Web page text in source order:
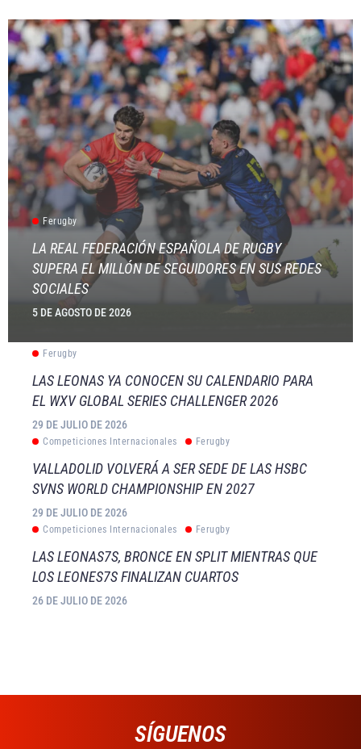
Ferugby
LA REAL FEDERACIÓN ESPAÑOLA DE RUGBY
SUPERA EL MILLÓN DE SEGUIDORES EN SUS REDES
SOCIALES
5 DE AGOSTO DE 2026
Ferugby
LAS LEONAS YA CONOCEN SU CALENDARIO PARA
EL WXV GLOBAL SERIES CHALLENGER 2026
29 DE JULIO DE 2026
Competiciones Internacionales Ferugby
VALLADOLID VOLVERÁ A SER SEDE DE LAS HSBC
SVNS WORLD CHAMPIONSHIP EN 2027
29 DE JULIO DE 2026
Competiciones Internacionales Ferugby
LAS LEONAS7S, BRONCE EN SPLIT MIENTRAS QUE
LOS LEONES7S FINALIZAN CUARTOS
26 DE JULIO DE 2026
SÍGUENOS